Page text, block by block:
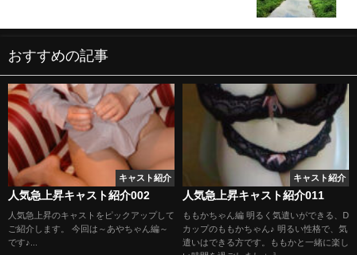
おすすめの記事
キャスト紹介
人気急上昇キャスト紹介002
人気急上昇のキャストをピックアップして
ご紹介します。 今回は～あやちゃん編～
です♪...
キャスト紹介
人気急上昇キャスト紹介011
ももかちゃん編 明るく気遣いができる、D
カップのももかちゃん♪ 明るい性格で、気
遣いはできる方です。ももかと一緒に楽し